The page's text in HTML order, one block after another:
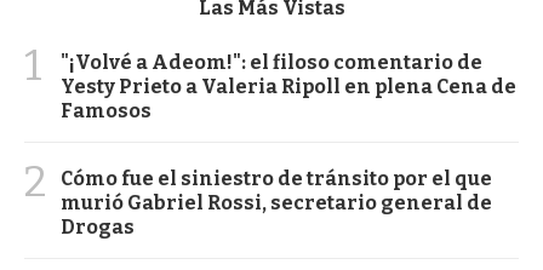
Las Más Vistas
1
"¡Volvé a Adeom!": el filoso comentario de
Yesty Prieto a Valeria Ripoll en plena Cena de
Famosos
2
Cómo fue el siniestro de tránsito por el que
murió Gabriel Rossi, secretario general de
Drogas